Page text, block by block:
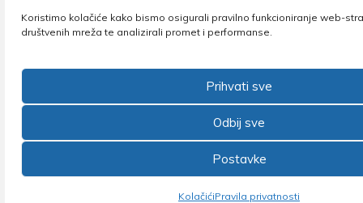
Koristimo kolačiće kako bismo osigurali pravilno funkcioniranje web-
društvenih mreža te analizirali promet i performanse.
Prihvati sve
Odbij sve
Postavke
KolačićiPravila privatnosti